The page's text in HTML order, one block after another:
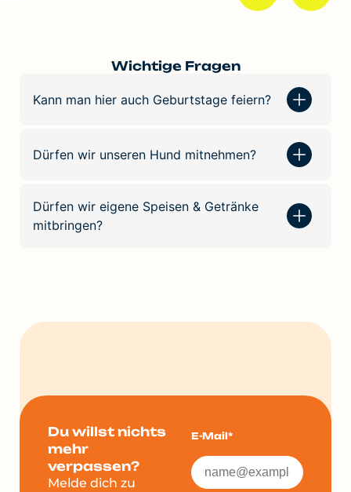
Wichtige Fragen
Kann man hier auch Geburtstage feiern?
Dürfen wir unseren Hund mitnehmen?
Dürfen wir eigene Speisen & Getränke
mitbringen?
Du willst nichts
mehr
verpassen?
Melde dich zu
E-Mail*